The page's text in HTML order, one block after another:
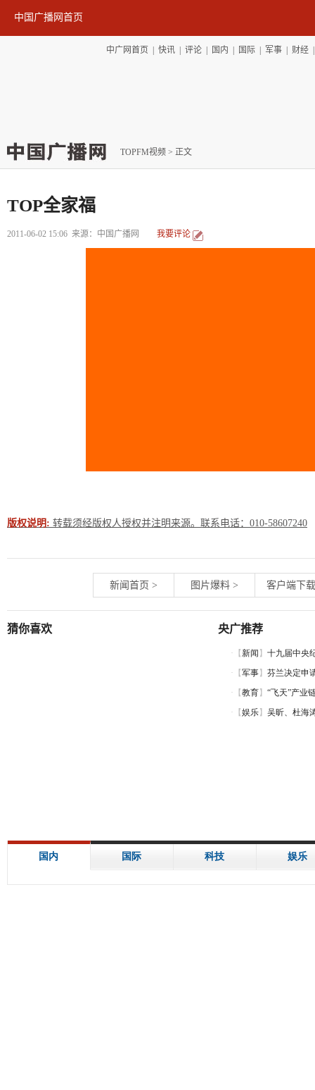
中国广播网首页
中广网首页 |快讯 |评论 国内 国际 军事 财经
TOPFM视频 > 正文
TOP全家福
2011-06-02 15:06 来源：中国广播网 我要评论
版权说明: 转载须经版权人授权并注明来源。联系电话：010-58607240
新闻首页 > 图片爆料 > 客户端下载
猜你喜欢 央广推荐